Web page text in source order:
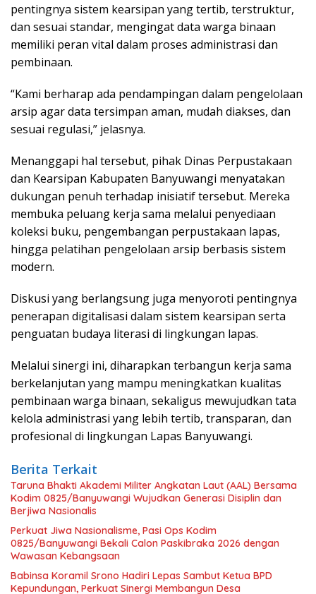
pentingnya sistem kearsipan yang tertib, terstruktur,
dan sesuai standar, mengingat data warga binaan
memiliki peran vital dalam proses administrasi dan
pembinaan.
“Kami berharap ada pendampingan dalam pengelolaan
arsip agar data tersimpan aman, mudah diakses, dan
sesuai regulasi,” jelasnya.
Menanggapi hal tersebut, pihak Dinas Perpustakaan
dan Kearsipan Kabupaten Banyuwangi menyatakan
dukungan penuh terhadap inisiatif tersebut. Mereka
membuka peluang kerja sama melalui penyediaan
koleksi buku, pengembangan perpustakaan lapas,
hingga pelatihan pengelolaan arsip berbasis sistem
modern.
Diskusi yang berlangsung juga menyoroti pentingnya
penerapan digitalisasi dalam sistem kearsipan serta
penguatan budaya literasi di lingkungan lapas.
Melalui sinergi ini, diharapkan terbangun kerja sama
berkelanjutan yang mampu meningkatkan kualitas
pembinaan warga binaan, sekaligus mewujudkan tata
kelola administrasi yang lebih tertib, transparan, dan
profesional di lingkungan Lapas Banyuwangi.
Berita Terkait
Taruna Bhakti Akademi Militer Angkatan Laut (AAL) Bersama
Kodim 0825/Banyuwangi Wujudkan Generasi Disiplin dan
Berjiwa Nasionalis
Perkuat Jiwa Nasionalisme, Pasi Ops Kodim
0825/Banyuwangi Bekali Calon Paskibraka 2026 dengan
Wawasan Kebangsaan
Babinsa Koramil Srono Hadiri Lepas Sambut Ketua BPD
Kepundungan, Perkuat Sinergi Membangun Desa